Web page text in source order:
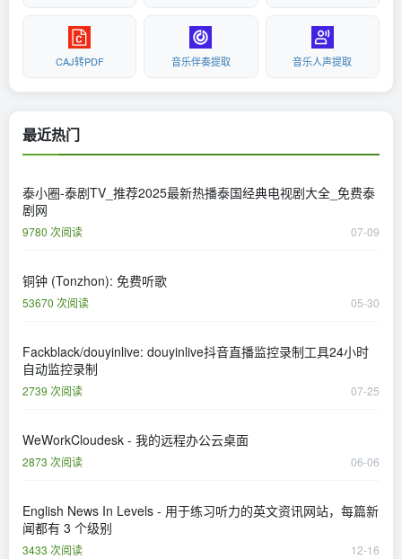
CAJ转PDF 音乐伴奏提取 音乐人声提取
最近热门
泰小圈-泰剧TV_推荐2025最新热播泰国经典电视剧大全_免费泰
剧网
9780 次阅读 07-09
铜钟 (Tonzhon): 免费听歌
53670 次阅读 05-30
Fackblack/douyinlive: douyinlive抖音直播监控录制工具24小时
自动监控录制
2739 次阅读 07-25
WeWorkCloudesk - 我的远程办公云桌面
2873 次阅读 06-06
English News In Levels - 用于练习听力的英文资讯网站，每篇新
闻都有 3 个级别
3433 次阅读 12-16